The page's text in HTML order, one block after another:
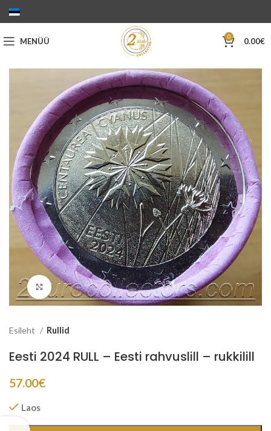
MENÜÜ 0 0.00€
Suurenda
Esileht Rullid
Eesti 2024 RULL – Eesti rahvuslill – rukkilill
57.00€
Laos